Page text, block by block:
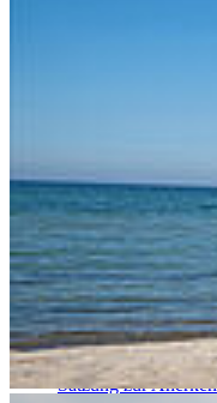
Benutzerordnung
Informations- und
Bibliotheksordnung
Institute
Rahmenordnung für
Satzung des
Satzung für das
(IRES)
Satzung zur